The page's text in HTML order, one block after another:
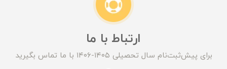
ارتباط با ما
برای پیش‌ثبت‌نام سال تحصیلی ۱۴۰۵-۱۴۰۶ با ما تماس بگیرید